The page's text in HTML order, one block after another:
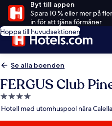
Byt till appen
Spara 10 % eller mer på
in för att tjäna förmåner
Hoppa till huvudsektionen
Se alla boenden
FERGUS Club
4.0-
stjärnigt
Hotell med utomhuspool nära